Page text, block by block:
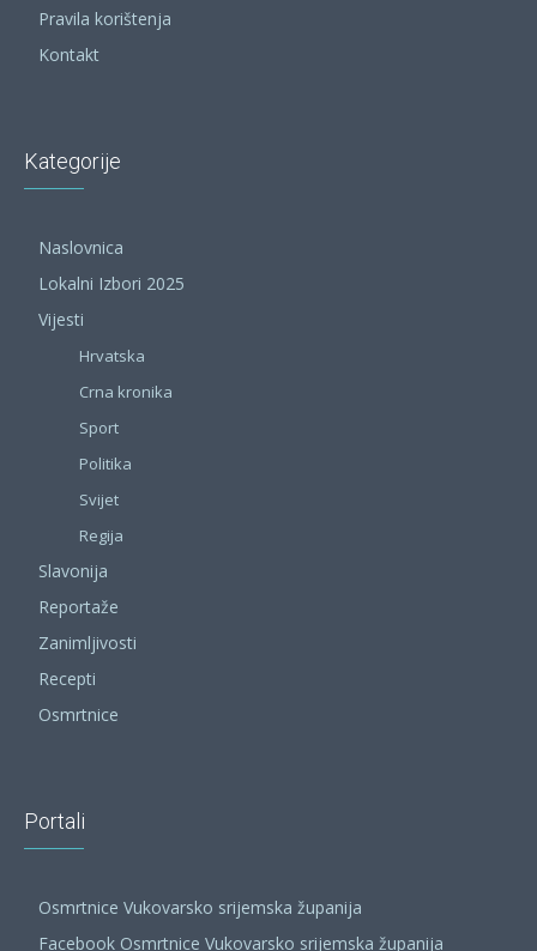
Pravila korištenja
Kontakt
Kategorije
Naslovnica
Lokalni Izbori 2025
Vijesti
Hrvatska
Crna kronika
Sport
Politika
Svijet
Regija
Slavonija
Reportaže
Zanimljivosti
Recepti
Osmrtnice
Portali
Osmrtnice Vukovarsko srijemska županija
Facebook Osmrtnice Vukovarsko srijemska županija